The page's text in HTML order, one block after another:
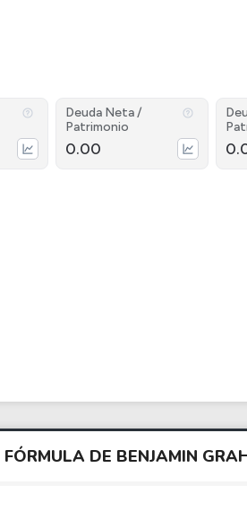
Deuda Neta /
Patrimonio
0.00
DE BENJAMIN